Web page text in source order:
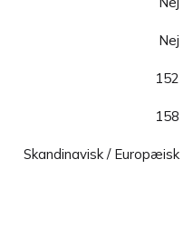
Nej
152
158
Skandinavisk / Europæisk